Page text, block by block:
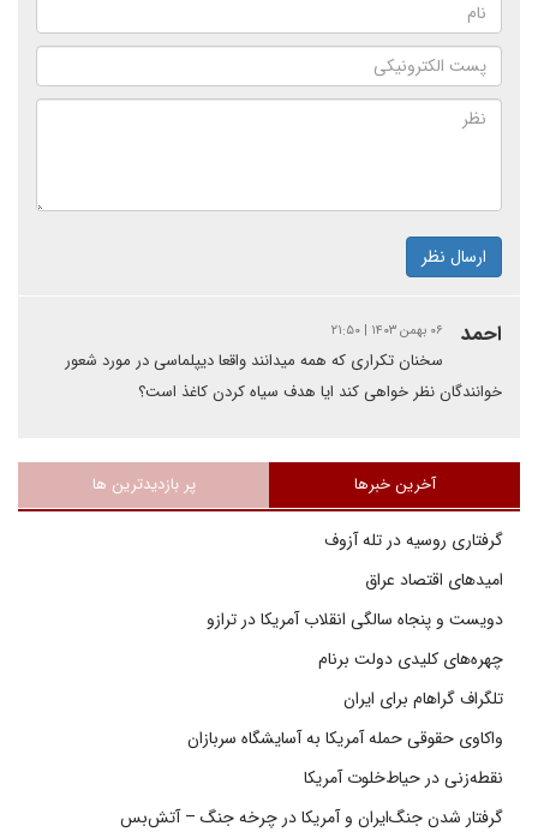
ارسال نظر
احمد ۰۶ بهمن ۱۴۰۳ | ۲۱:۵۰
سخنان تکراری که همه میدانند واقعا دیپلماسی در مورد شعور
خوانندگان نظر خواهی کند ایا هدف سیاه کردن کاغذ است؟
آخرین خبرها پر بازدیدترین ها
گرفتاری روسیه در تله آزوف
امیدهای اقتصاد عراق
دویست و پنجاه سالگی انقلاب آمریکا در ترازو
چهره‌های کلیدی دولت برنام
تلگراف گراهام برای ایران
واکاوی حقوقی حمله آمریکا به آسایشگاه سربازان
نقطه‌زنی در حیاط‌خلوت آمریکا
گرفتار شدن جنگ‌ایران و آمریکا در چرخه جنگ – آتش‌بس